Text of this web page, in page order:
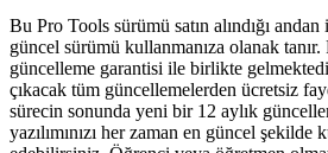
Bu Pro Tools sürümü satın alındığı
güncel sürümü kullanmanıza olanak
güncelleme garantisi ile birlikte
çıkacak tüm güncellemelerden ücretsiz
sürecin sonunda yeni bir 12 aylık
yazılımınızı her zaman en güncel şekilde